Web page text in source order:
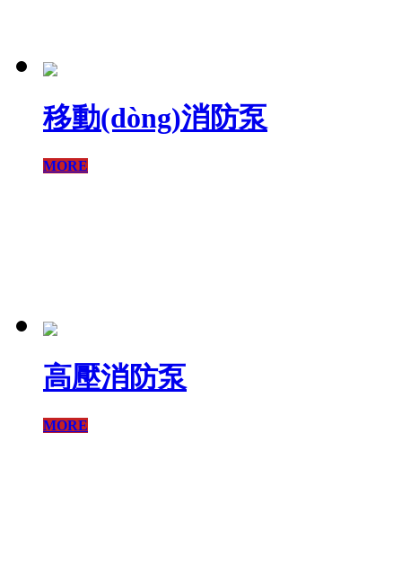
移動(dòng)消防泵
MORE
高壓消防泵
MORE